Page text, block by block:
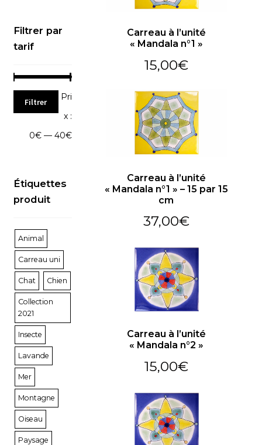
Objets décoratifs
Céramiques architecturales
Décors polychromes
Carreaux à l’unité
À propos
Fabrication artisanale
Sur mesure
Actualités
Panier
Carreau à l’unité
« Mandala n°1 »
15,00€
Carreau à l’unité
« Mandala n°1 » – 15 par 15
cm
37,00€
Carreau à l’unité
« Mandala n°2 »
15,00€
Filtrer par
tarif
Filtrer
Pri
x :
0€ —40€
Étiquettes
produit
Animal
Carreau uni
Chat Chien
Collection
2021
Insecte
Lavande
Mer
Montagne
Oiseau
Paysage